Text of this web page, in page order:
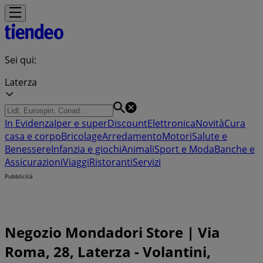
Sei qui:
Laterza
In EvidenzaIper e superDiscountElettronicaNovitàCura
casa e corpoBricolageArredamentoMotoriSalute e
BenessereInfanzia e giochiAnimaliSport e ModaBanche e
AssicurazioniViaggiRistorantiServizi
Pubblicità
Negozio Mondadori Store | Via
Roma, 28, Laterza - Volantini,